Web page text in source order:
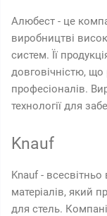
Алюбест - це
виробництві
систем. Її
довговічністю,
професіоналів.
технології для
Knauf
Knauf -
матеріалів, який
для стель.